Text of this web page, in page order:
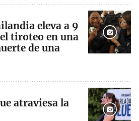
eleva a 9
tiroteo en una
de una
atraviesa la